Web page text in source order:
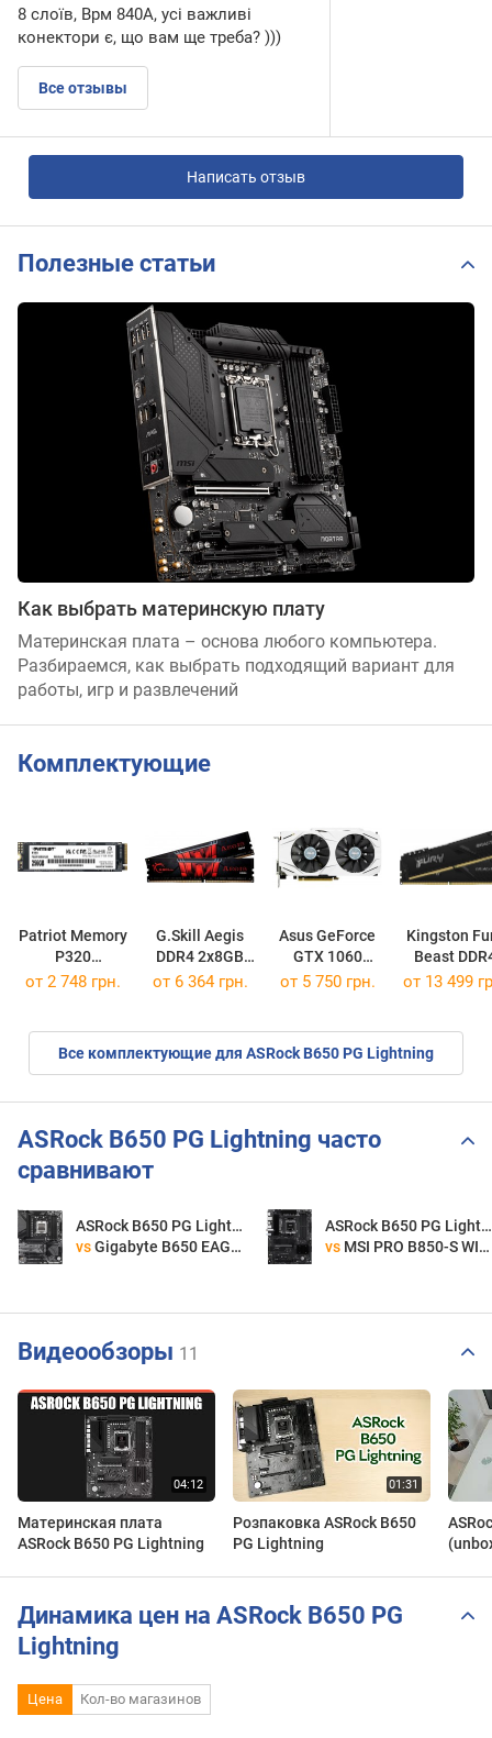
8 слоїв, Врм 840А, усі важливі
конектори є, що вам ще треба? )))
Все отзывы
Написать отзыв
Полезные статьи
Как выбрать материнскую плату
Материнская плата – основа любого компьютера.
Разбираемся, как выбрать подходящий вариант для
работы, игр и развлечений
Комплектующие
Patriot Memory
P320
P320P256GM28
G.Skill Aegis
DDR4 2x8GB
F4-3000C16D-16GISB
Asus GeForce
GTX 1060
DUAL OC 6GB
Kingston
Beast
2x16GB
от 2 748 грн. от 6 364 грн. от 5 750 грн. от 13 499
Все комплектующие для ASRock B650 PG Lightning
ASRock B650 PG Lightning часто
сравнивают
ASRock B650 PG Lightning
vs Gigabyte B650 EAGLE
ASRock B650 PG Lightning
vs MSI PRO B850-S WIFI6E
Видеообзоры 11
Материнская плата
ASRock B650 PG Lightning
Розпаковка ASRock B650
PG Lightning
Динамика цен на ASRock B650 PG
Lightning
Цена Кол-во магазинов